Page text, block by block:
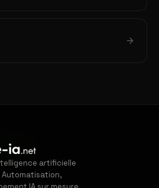
artificielle